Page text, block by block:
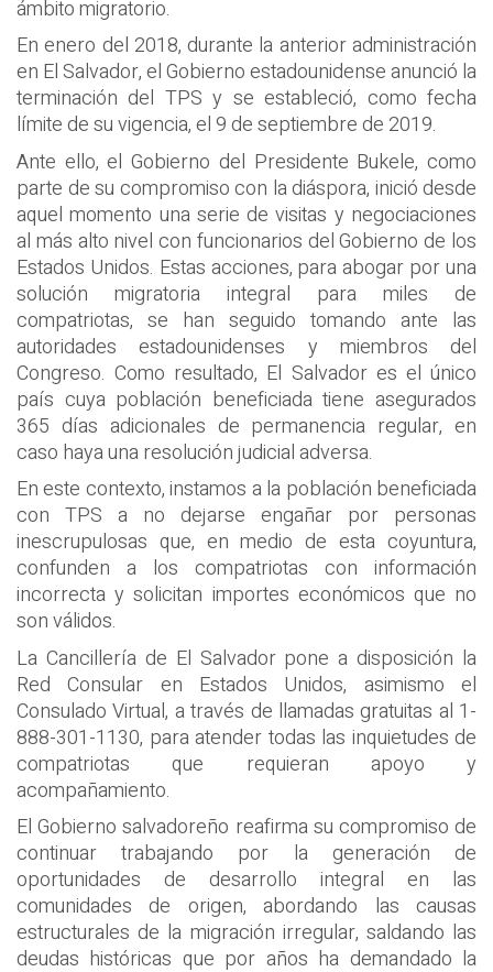
ámbito migratorio.
En enero del 2018, durante la anterior administración
en El Salvador, el Gobierno estadounidense anunció la
terminación del TPS y se estableció, como fecha
límite de su vigencia, el 9 de septiembre de 2019.
Ante ello, el Gobierno del Presidente Bukele, como
parte de su compromiso con la diáspora, inició desde
aquel momento una serie de visitas y negociaciones
al más alto nivel con funcionarios del Gobierno de los
Estados Unidos. Estas acciones, para abogar por una
solución migratoria integral para miles de
compatriotas, se han seguido tomando ante las
autoridades estadounidenses y miembros del
Congreso. Como resultado, El Salvador es el único
país cuya población beneficiada tiene asegurados
365 días adicionales de permanencia regular, en
caso haya una resolución judicial adversa.
En este contexto, instamos a la población beneficiada
con TPS a no dejarse engañar por personas
inescrupulosas que, en medio de esta coyuntura,
confunden a los compatriotas con información
incorrecta y solicitan importes económicos que no
son válidos.
La Cancillería de El Salvador pone a disposición la
Red Consular en Estados Unidos, asimismo el
Consulado Virtual, a través de llamadas gratuitas al 1-
888-301-1130, para atender todas las inquietudes de
compatriotas que requieran apoyo y
acompañamiento.
El Gobierno salvadoreño reafirma su compromiso de
continuar trabajando por la generación de
oportunidades de desarrollo integral en las
comunidades de origen, abordando las causas
estructurales de la migración irregular, saldando las
deudas históricas que por años ha demandado la